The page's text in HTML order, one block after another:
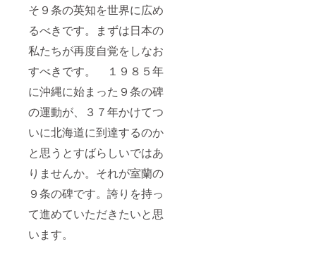
そ９条の英知を世界に広め
るべきです。まずは日本の
私たちが再度自覚をしなお
すべきです。 １９８５年
に沖縄に始まった９条の碑
の運動が、３７年かけてつ
いに北海道に到達するのか
と思うとすばらしいではあ
りませんか。それが室蘭の
９条の碑です。誇りを持っ
て進めていただきたいと思
います。